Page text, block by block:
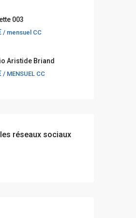
003
/ mensuel CC
Aristide Briand
/ MENSUEL CC
réseaux sociaux